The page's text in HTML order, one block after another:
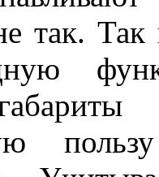
так. Так